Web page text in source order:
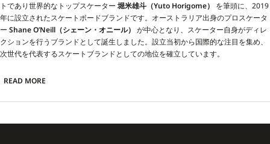
トであり世界的なトップスケーター 堀米雄斗（Yuto Horigome）
を筆頭に、2019
年に設立されたスケートボードブランドです。オーストラリア出身のプロスケータ
ー Shane O’Neill（シェーン・オニール） が中心となり、スケーター自身がディレ
クションを行うブランドとして誕生しました。設立当初から国際的な注目を集め、
次世代を代表するスケートブランドとしての地位を確立しています。
APRIL SKATEBOARDSの特徴は、チームライダーの強力なラインナップと洗練され
Rayssa Leal、Guy Mariano など、ストリートからコンテストシーンまで第一線で
READ MORE